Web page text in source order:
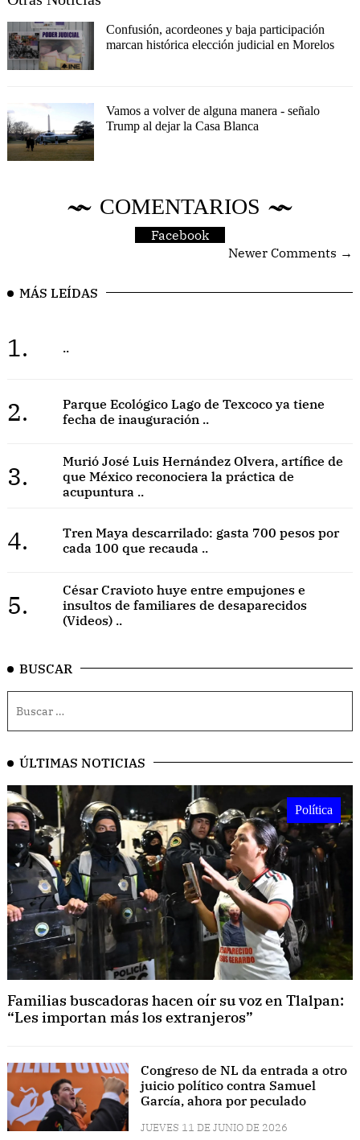
Confusión, acordeones y baja participación
marcan histórica elección judicial en Morelos
Vamos a volver de alguna manera - señalo
Trump al dejar la Casa Blanca
COMENTARIOS
Facebook
Newer Comments →
MÁS LEÍDAS
1. ..
2.
Parque Ecológico Lago de Texcoco ya tiene
fecha de inauguración ..
3.
Murió José Luis Hernández Olvera, artífice de
que México reconociera la práctica de
acupuntura ..
4.
Tren Maya descarrilado: gasta 700 pesos por
cada 100 que recauda ..
5.
César Cravioto huye entre empujones e
insultos de familiares de desaparecidos
(Videos) ..
BUSCAR
ÚLTIMAS NOTICIAS
Política
Familias buscadoras hacen oír su voz en Tlalpan:
“Les importan más los extranjeros”
Congreso de NL da entrada a otro
juicio político contra Samuel
García, ahora por peculado
JUEVES 11 DE JUNIO DE 2026